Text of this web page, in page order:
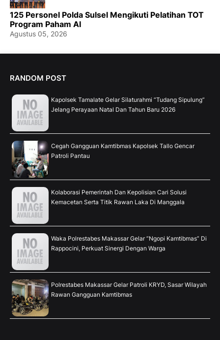
125 Personel Polda Sulsel Mengikuti Pelatihan TOT
Program Paham AI
Agustus 05, 2026
RANDOM POST
Kapolsek Tamalate Gelar Silaturahmi “Tudang Sipulung”
Jelang Perayaan Natal Dan Tahun Baru 2026
Cegah Gangguan Kamtibmas Kapolsek Tallo Gencar
Patroli Pantau
Kolaborasi Pemerintah Dan Kepolisian Cari Solusi
Kemacetan Serta Titik Rawan Laka Di Manggala
Waka Polrestabes Makassar Gelar “Ngopi Kamtibmas” Di
Rappocini, Perkuat Sinergi Dengan Warga
Polrestabes Makassar Gelar Patroli KRYD, Sasar Wilayah
Rawan Gangguan Kamtibmas